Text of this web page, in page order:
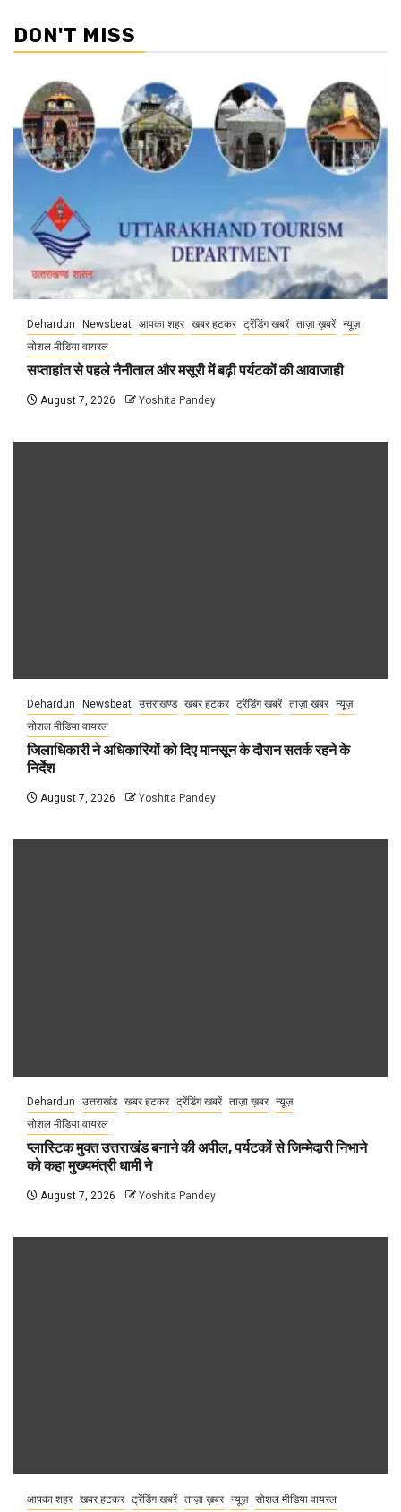
DON'T MISS
Dehardun Newsbeat आपका शहर खबर हटकर ट्रेंडिंग खबरें ताज़ा ख़बरें न्यूज़
सोशल मीडिया वायरल
सप्ताहांत से पहले नैनीताल और मसूरी में बढ़ी पर्यटकों की आवाजाही
August 7, 2026 Yoshita Pandey
Dehardun Newsbeat उत्तराखण्ड खबर हटकर ट्रेंडिंग खबरें ताज़ा ख़बर न्यूज़
सोशल मीडिया वायरल
जिलाधिकारी ने अधिकारियों को दिए मानसून के दौरान सतर्क रहने के
निर्देश
August 7, 2026 Yoshita Pandey
Dehardun उत्तराखंड खबर हटकर ट्रेंडिंग खबरें ताज़ा ख़बर न्यूज़
सोशल मीडिया वायरल
प्लास्टिक मुक्त उत्तराखंड बनाने की अपील, पर्यटकों से जिम्मेदारी निभाने
को कहा मुख्यमंत्री धामी ने
August 7, 2026 Yoshita Pandey
आपका शहर खबर हटकर ट्रेंडिंग खबरें ताज़ा ख़बर न्यूज़ सोशल मीडिया वायरल